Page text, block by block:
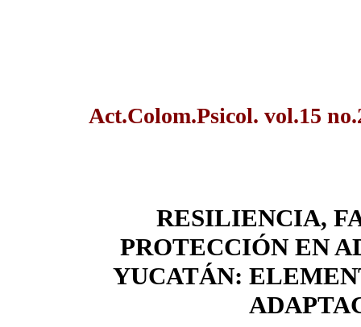
Act.Colom.Psicol. vol.15
RESILIENCIA,
PROTECCIÓN EN
YUCATÁN: